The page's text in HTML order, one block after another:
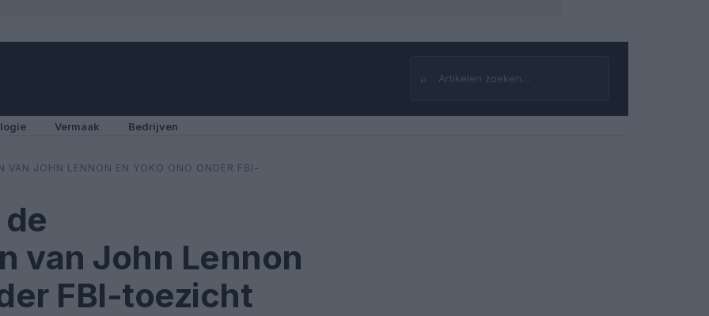
⌕
Zoeken
Vermaak Bedrijven
VAN JOHN LENNON EN YOKO ONO ONDER FBI-
van John Lennon
FBI-toezicht